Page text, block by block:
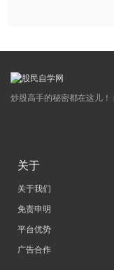
炒股高手的秘密都在这儿
关于
关于我们
免责申明
平台优势
广告合作